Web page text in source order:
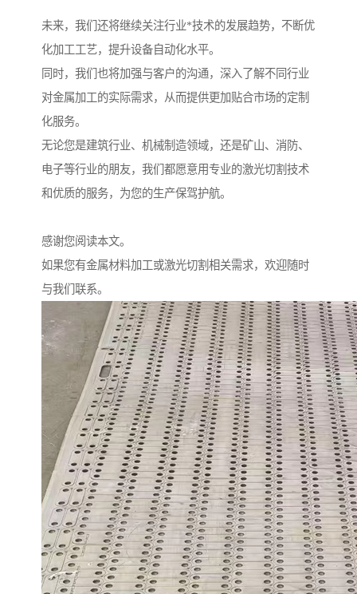
未来，我们还将继续关注行业*技术的发展趋势，不断优
化加工工艺，提升设备自动化水平。
同时，我们也将加强与客户的沟通，深入了解不同行业
对金属加工的实际需求，从而提供更加贴合市场的定制
化服务。
无论您是建筑行业、机械制造领域，还是矿山、消防、
电子等行业的朋友，我们都愿意用专业的激光切割技术
和优质的服务，为您的生产保驾护航。
感谢您阅读本文。
如果您有金属材料加工或激光切割相关需求，欢迎随时
与我们联系。